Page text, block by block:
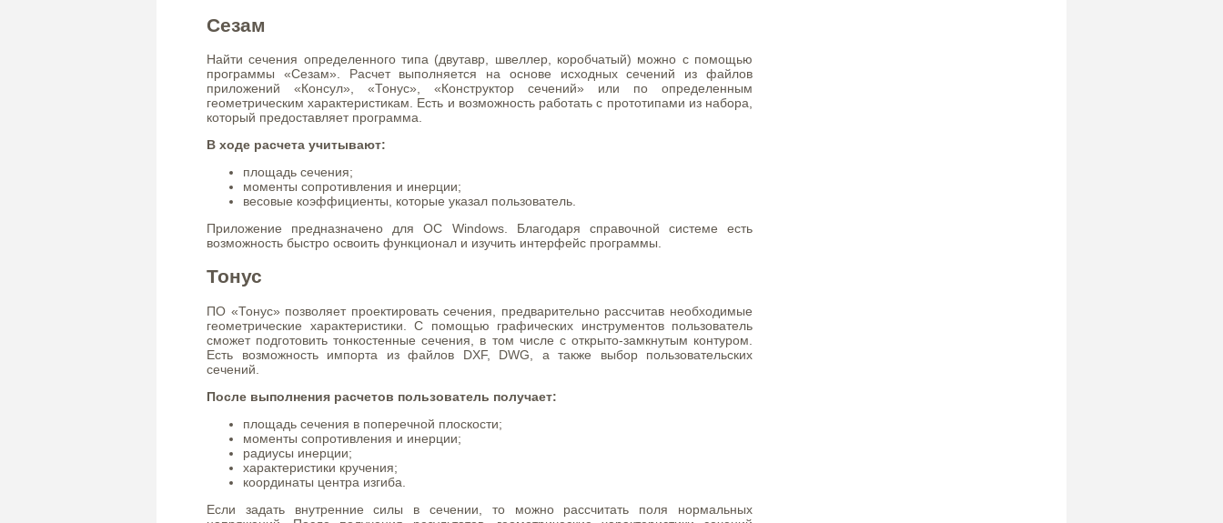
Сезам
Найти сечения определенного типа (двутавр, швеллер, коробчатый) можно с помощью
программы «Сезам». Расчет выполняется на основе исходных сечений из файлов
приложений «Консул», «Тонус», «Конструктор сечений» или по определенным
геометрическим характеристикам. Есть и возможность работать с прототипами из набора,
который предоставляет программа.
В ходе расчета учитывают:
площадь сечения;
моменты сопротивления и инерции;
весовые коэффициенты, которые указал пользователь.
Приложение предназначено для ОС Windows. Благодаря справочной системе есть
возможность быстро освоить функционал и изучить интерфейс программы.
Тонус
ПО «Тонус» позволяет проектировать сечения, предварительно рассчитав необходимые
геометрические характеристики. С помощью графических инструментов пользователь
сможет подготовить тонкостенные сечения, в том числе с открыто-замкнутым контуром.
Есть возможность импорта из файлов DXF, DWG, а также выбор пользовательских
сечений.
После выполнения расчетов пользователь получает:
площадь сечения в поперечной плоскости;
моменты сопротивления и инерции;
радиусы инерции;
характеристики кручения;
координаты центра изгиба.
Если задать внутренние силы в сечении, то можно рассчитать поля нормальных